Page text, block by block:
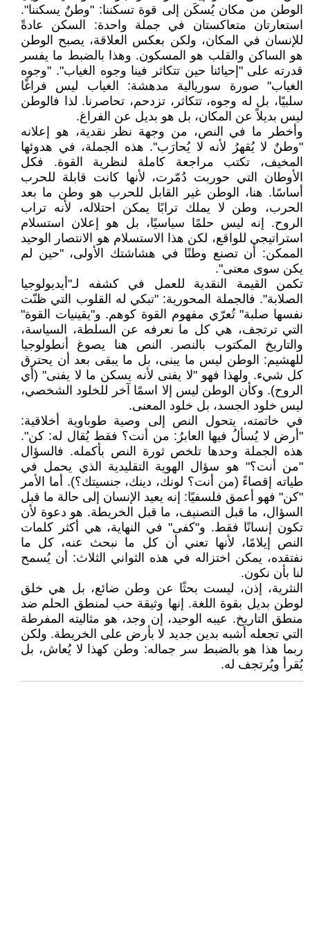
الوطن من مكان يُسكَن إلى قوة تسكننا: "وطنٌ يسكننا".
استعارتان متعاكستان في جملة واحدة: السكن عادةً
للإنسان في المكان، ولكن بعكس العلاقة، يصبح الوطن
هو الساكن والقلب هو المسكون. وهذا بالضبط ما يفسر
قدرته على "إحيائنا حين تتكاثر فينا وجوه الغياب". "وجوه
الغياب" صورة سوريالية مدهشة: الغياب ليس فراغًا
سلبيًا، بل له وجوه، تتكاثر، تزدحم، تحاصرنا. لذا فالوطن
ليس بديلاً عن المكان، بل هو بديل عن الفراغ.
وأخطر ما في النص، من وجهة نظر نقدية، هو إعلانه
"وطنٌ لا يُقهرُ لأنه لا يُحارَب". هذه الجملة، في هدوئها
المخيف، تكتب مراجعة كاملة لنظرية القوة. فكل
الأوطان التي حوربت دُمّرت، لأنها كانت قابلة للحرب
أساسًا. هنا، الوطن غير القابل للحرب هو وطن ما بعد
الحرب، وطن لا يملك ترابًا يمكن احتلاله، لأنه تراب
الروح. إنه ليس حلمًا سياسيًا، بل هو إعلان استسلام
استراتيجي للواقع، لكن هذا الاستسلام هو الانتصار الوحيد
الممكن: أن تصنع وطنًا في هشاشتك الأولى، "حين لم
يكن سوى معنى".
تكمن القيمة النقدية للعمل في كشفه لـ"أيديولوجيا
الصلابة". فالجملة المحورية: "تبكي له القلوب التي ظنّت
نفسها صلبة" تُعرّي مفهوم القوة كوهم. و"يقينيات القوة"
التي ترتجف، هي كل ما نعرفه عن السلطة، السياسة،
والتاريخ المكتوب بالنصر. النص هنا يصوغ أنطولوجيا
للهشيم: الوطن ليس ما يبنى، بل ما يبقى بعد أن يحترق
كل شيء. ولهذا فهو "لا يفنى لأنه يسكن ما لا يفنى" (أي
الروح). وكأن الوطن ليس إلا اسمًا آخر للخلود الشخصي،
ليس خلود الجسد، بل خلود المعنى.
في خاتمته، يتحول النص إلى وصية طوباوية أخلاقية:
"أرض لا يُسألُ فيها العابرُ: من أنت؟ فقط يُقال له: كن".
هذه الجملة وحدها تلخص ثورة النص بأكمله. فالسؤال
"من أنت؟" هو سؤال الهوية التقليدية الذي يحمل في
طياته إقصاءً (من أنت؟ لونك، دينك، جنسيتك؟). أما الأمر
"كن" فهو أعمق فلسفيًا: إنه يعيد الإنسان إلى حالة ما قبل
السؤال، ما قبل التصنيف، ما قبل الخريطة. هو دعوة لأن
تكون إنسانًا فقط. و"كفى" في النهاية، هي أكثر كلمات
النص إيلامًا، لأنها تعني أن كل ما نبحث عنه، كل ما
نفتقده، يمكن اختزاله في هذه الثواني الثلاث: أن يُسمح
لنا بأن نكون.
النثرية، إذن، ليست بحثًا عن وطن ضائع، بل هي خلق
لوطن بديل بقوة اللغة. إنها وثيقة حب لمنطق الحلم ضد
منطق التاريخ. عيبه الوحيد، إن وجد، هو مثاليته المفرطة
التي تجعله أشبه بدين جديد لا بأرض على الخريطة. ولكن
ربما هذا هو بالضبط سر جماله: وطن كهذا لا يُعاش، بل
يُقرأ ويُرتجف له.